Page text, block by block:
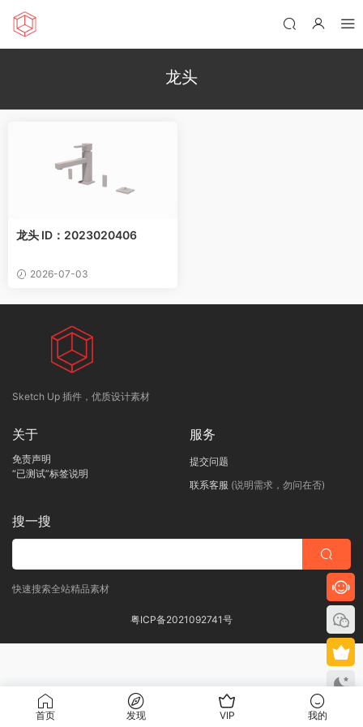
龙头
龙头 ID：2023020406
2026-07-03
Sketch Up 插件，优质设计素材
关于
免责声明
“已测试”标签说明
服务
提交问题
联系客服 (说明需求，勿问在否)
搜一搜
快速搜索全站精品素材
粤ICP备2021092741号
首页 发现 VIP 我的